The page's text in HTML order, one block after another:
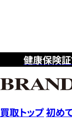
健康保険
買取トップ初め